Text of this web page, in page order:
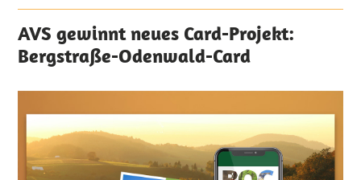
AVS gewinnt neues Card-Projekt:
Bergstraße-Odenwald-Card